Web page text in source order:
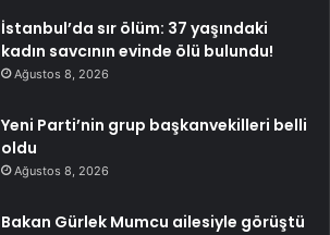
İstanbul’da sır ölüm: 37 yaşındaki
kadın savcının evinde ölü bulundu!
Ağustos 8, 2026
Yeni Parti’nin grup başkanvekilleri belli
oldu
Ağustos 8, 2026
Bakan Gürlek Mumcu ailesiyle görüştü